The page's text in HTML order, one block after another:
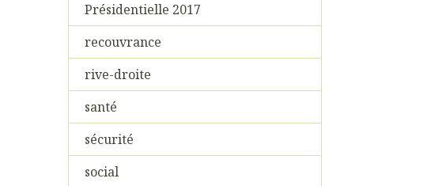
Présidentielle 2017
recouvrance
rive-droite
santé
sécurité
social